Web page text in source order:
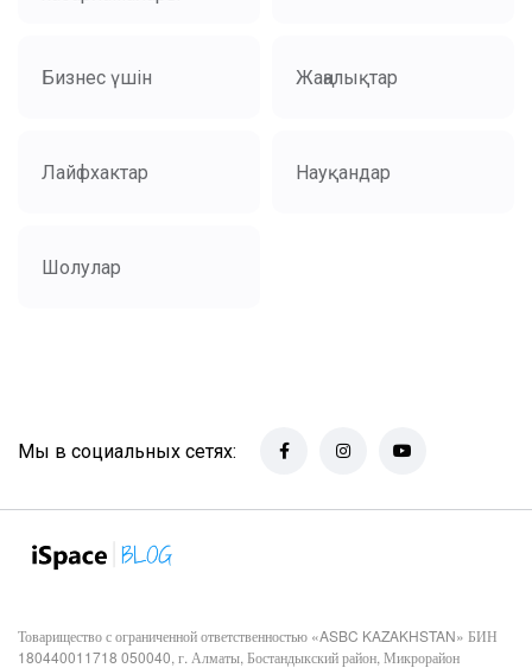
Бизнес үшін Жаңалықтар
Лайфхактар Науқандар
Шолулар
Мы в социальных сетях:
Товарищество с ограниченной ответственностью «ASBC KAZAKHSTAN» БИН
180440011718 050040, г. Алматы, Бостандыкский район, Микрорайон